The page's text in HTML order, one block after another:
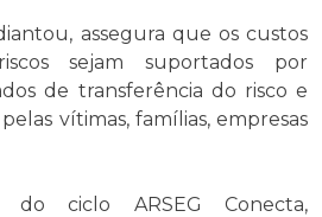
assegura que os custos
sejam suportados por
de transferência do risco e
vítimas, famílias, empresas
ciclo ARSEG Conecta,